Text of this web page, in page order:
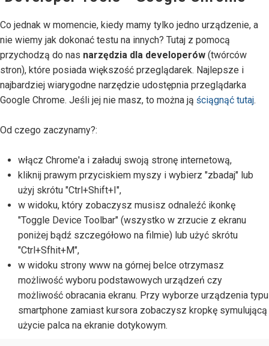
Co jednak w momencie, kiedy mamy tylko jedno urządzenie, a
nie wiemy jak dokonać testu na innych? Tutaj z pomocą
przychodzą do nas narzędzia dla developerów (twórców
stron), które posiada większość przeglądarek. Najlepsze i
najbardziej wiarygodne narzędzie udostępnia przeglądarka
Google Chrome. Jeśli jej nie masz, to można ją ściągnąć tutaj.
Od czego zaczynamy?:
włącz Chrome'a i załaduj swoją stronę internetową,
kliknij prawym przyciskiem myszy i wybierz "zbadaj" lub
użyj skrótu "Ctrl+Shift+I",
w widoku, który zobaczysz musisz odnaleźć ikonkę
"Toggle Device Toolbar" (wszystko w zrzucie z ekranu
poniżej bądź szczegółowo na filmie) lub użyć skrótu
"Ctrl+Sfhit+M",
w widoku strony www na górnej belce otrzymasz
możliwość wyboru podstawowych urządzeń czy
możliwość obracania ekranu. Przy wyborze urządzenia typu
smartphone zamiast kursora zobaczysz kropkę symulującą
użycie palca na ekranie dotykowym.